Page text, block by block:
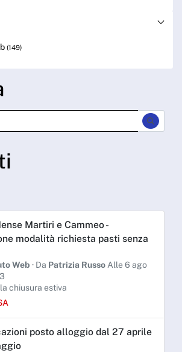
(149)
Martiri e Cammeo -
modalità richiesta pasti senza
Web · Da Patrizia Russo Alle 6 ago
chiusura estiva
posto alloggio dal 27 aprile